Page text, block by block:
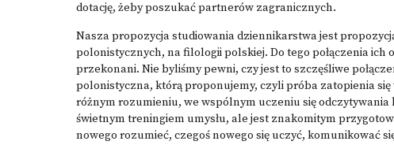
dotację, żeby poszukać partnerów zagranicznych.
Nasza propozycja studiowania dziennikarstwa jest
polonistycznych, na filologii polskiej. Do tego połączenia
przekonani. Nie byliśmy pewni, czy jest to szczęśliwe
polonistyczna, którą proponujemy, czyli próba zatopienia
różnym rozumieniu, we wspólnym uczeniu się
świetnym treningiem umysłu, ale jest znakomitym
nowego rozumieć, czegoś nowego się uczyć, komunikować